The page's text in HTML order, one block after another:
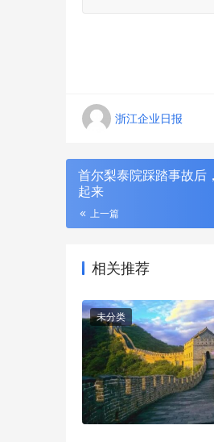
浙江企业日报
首尔梨泰院踩踏事故后
起来
上一篇
相关推荐
未分类
刻丝工艺，东方金艺｜君佩黄
店，以匠心重释高奢黄金